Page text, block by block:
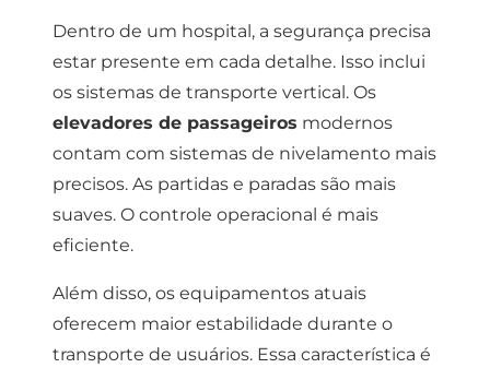
Dentro de um hospital, a segurança precisa
estar presente em cada detalhe. Isso inclui
os sistemas de transporte vertical. Os
elevadores de passageiros modernos
contam com sistemas de nivelamento mais
precisos. As partidas e paradas são mais
suaves. O controle operacional é mais
eficiente.
Além disso, os equipamentos atuais
oferecem maior estabilidade durante o
transporte de usuários. Essa característica é